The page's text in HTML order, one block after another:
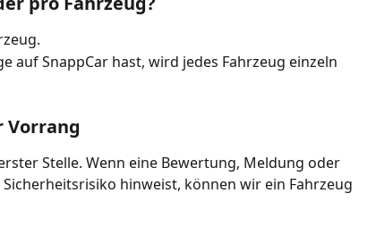
auf SnappCar hast, wird jedes Fahrzeug einzeln
Vorrang
Stelle. Wenn eine Bewertung, Meldung oder
hinweist, können wir ein Fahrzeug